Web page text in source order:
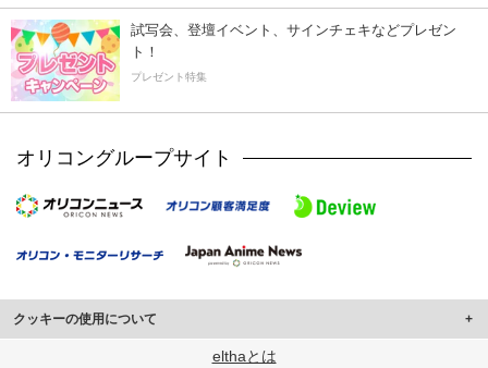
試写会、登壇イベント、サインチェキなどプレゼン
ト！
プレゼント特集
オリコングループサイト
クッキーの使用について
このサイトでは Cookie を使用して、ユーザーに合わせたコンテンツや広告の
elthaとは